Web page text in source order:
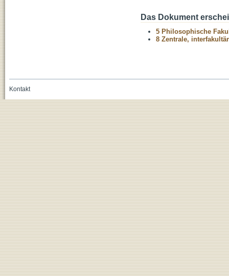
Das Dokument
5 Philosophische
8 Zentrale,
Kontakt